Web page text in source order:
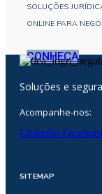
SOLUÇÕES
ONLINE PARA
CONHEÇA
Soluções e
Acompanhe-nos:
Linkedin
SITEMAP